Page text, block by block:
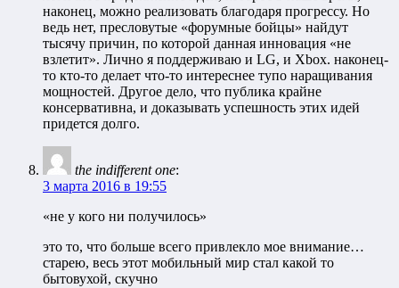
наконец, можно реализовать благодаря прогрессу. Но
ведь нет, пресловутые «форумные бойцы» найдут
тысячу причин, по которой данная инновация «не
взлетит». Лично я поддерживаю и LG, и Xbox. наконец-
то кто-то делает что-то интереснее тупо наращивания
мощностей. Другое дело, что публика крайне
консервативна, и доказывать успешность этих идей
придется долго.
the indifferent one:
3 марта 2016 в 19:55
«не у кого ни получилось»
это то, что больше всего привлекло мое внимание…
старею, весь этот мобильный мир стал какой то
бытовухой, скучно